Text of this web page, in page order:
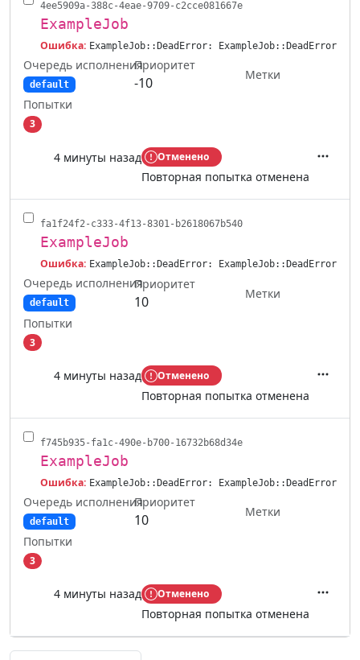
4ee5909a-388c-4eae-9709-c2cce081667e
ExampleJob
Ошибка: ExampleJob::DeadError: ExampleJob::DeadError
Очередь исполнения
default
Приоритет
-10
Метки
Попытки
3
4 минуты назад Отменено
Повторная попытка отменена
fa1f24f2-c333-4f13-8301-b2618067b540
ExampleJob
Ошибка: ExampleJob::DeadError: ExampleJob::DeadError
Очередь исполнения
default
Приоритет
10
Метки
Попытки
3
4 минуты назад Отменено
Повторная попытка отменена
f745b935-fa1c-490e-b700-16732b68d34e
ExampleJob
Ошибка: ExampleJob::DeadError: ExampleJob::DeadError
Очередь исполнения
default
Приоритет
10
Метки
Попытки
3
4 минуты назад Отменено
Повторная попытка отменена